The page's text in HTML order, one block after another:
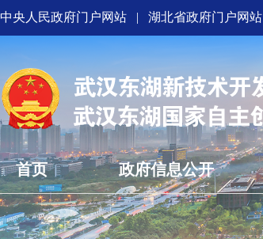
中央人民政府门户网站 | 湖北省政府门户网站
首页 政府信息公开